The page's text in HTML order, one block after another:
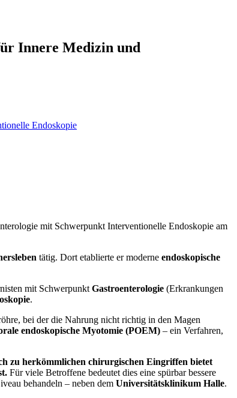
Innere Medizin und
mit Schwerpunkt Interventionelle Endoskopie am
tätig. Dort etablierte er moderne endoskopische
mit SchwerpunktGastroenterologie (Erkrankungen
.
bei der die Nahrung nicht richtig in den Magen
endoskopische Myotomie (POEM) – ein Verfahren,
zu herkömmlichen chirurgischen Eingriffen bietet
Für viele Betroffene bedeutet dies eine spürbar bessere
behandeln – neben dem Universitätsklinikum Halle.